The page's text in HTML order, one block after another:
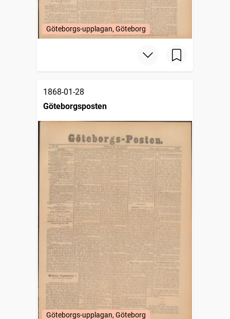
Göteborgs-upplagan, Göteborg
1868-01-28
Göteborgsposten
Göteborgs-upplagan, Göteborg